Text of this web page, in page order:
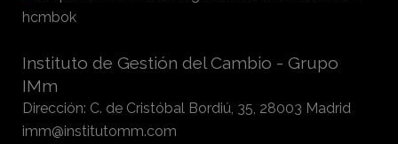
Instituto de Gestión del Cambio - Grupo
IMm
Dirección: C. de Cristóbal Bordiú, 35, 28003 Madrid
imm@institutomm.com